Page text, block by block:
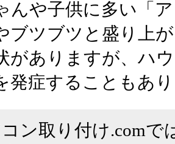
んや子供に多い「
ブツブツと盛り上
がありますが、ハ
発症することもあ
ン取り付け.comで